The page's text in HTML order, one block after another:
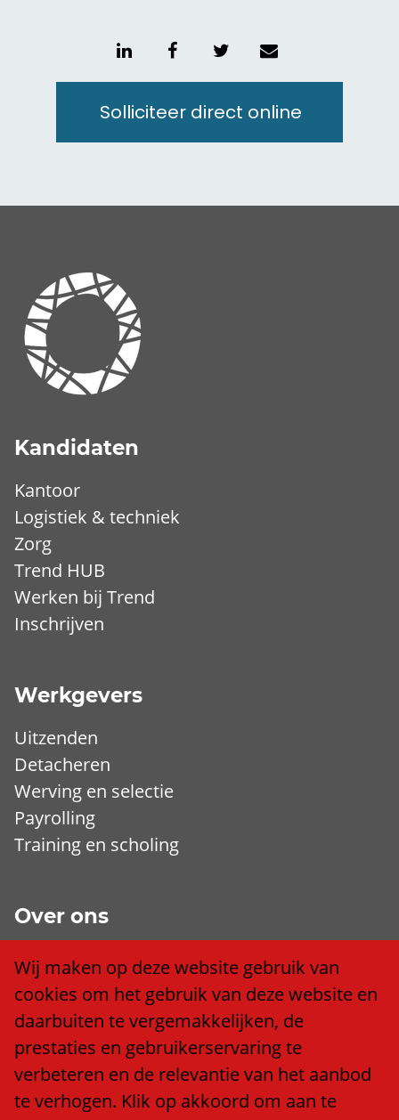
Solliciteer direct online
Kandidaten
Kantoor
Logistiek & techniek
Zorg
Trend HUB
Werken bij Trend
Inschrijven
Werkgevers
Uitzenden
Detacheren
Werving en selectie
Payrolling
Training en scholing
Over ons
Wij zijn Trend
Ons team
Klacht of compliment?
Algemene voorwaarden
Privacy policy
Cookieverklaring
Wij maken op deze website gebruik van
cookies om het gebruik van deze website en
daarbuiten te vergemakkelijken, de
prestaties en gebruikerservaring te
verbeteren en de relevantie van het aanbod
te verhogen. Klik op akkoord om aan te